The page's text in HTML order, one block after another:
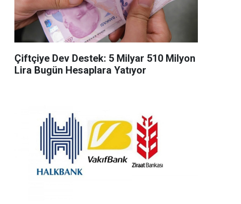
Çiftçiye Dev Destek: 5 Milyar 510 Milyon
Lira Bugün Hesaplara Yatıyor